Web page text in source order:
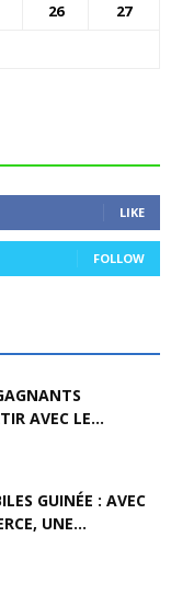
26
27
LIKE
FOLLOW
AVEC LE...
GUINÉE : AVEC
UNE...